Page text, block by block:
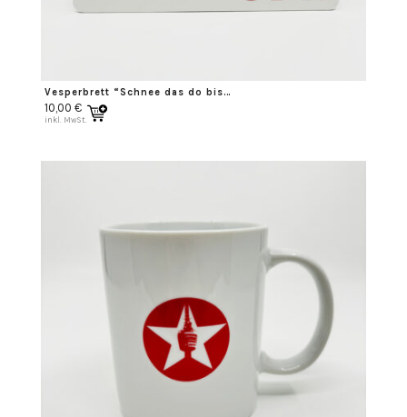
Vesperbrett “Schnee das do bisch”
10,00 €
inkl. MwSt.